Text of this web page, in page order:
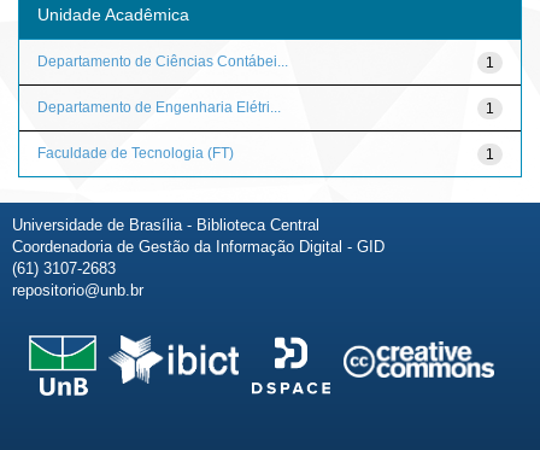
Unidade Acadêmica
1
Departamento de Ciências Contábei...
1
Departamento de Engenharia Elétri...
1
Faculdade de Tecnologia (FT)
Universidade de Brasília - Biblioteca Central
Coordenadoria de Gestão da Informação Digital - GID
(61) 3107-2683
repositorio@unb.br